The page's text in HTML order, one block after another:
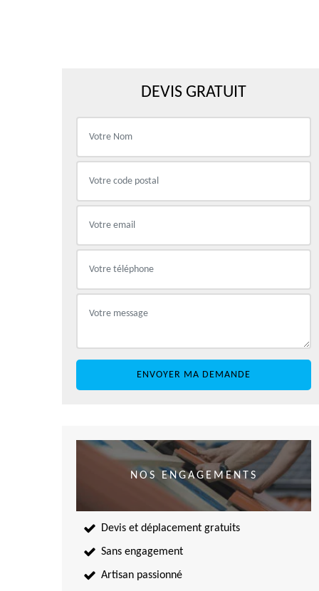
DEVIS GRATUIT
NOS ENGAGEMENTS
Devis et déplacement gratuits
Sans engagement
Artisan passionné